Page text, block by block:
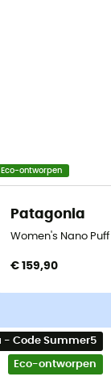
- Dames
Eco-ontworpen
Patagonia
Women's Nano
€ 159,90
- Code Summer5
Eco-ontworpen